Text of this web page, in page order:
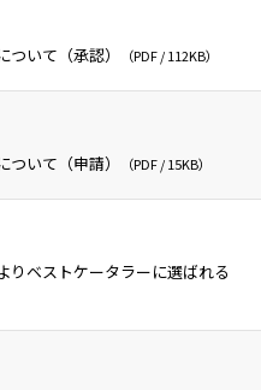
いて（承認）
（PDF / 112KB）
いて（申請）
（PDF / 15KB）
りベストケータラーに選ばれる